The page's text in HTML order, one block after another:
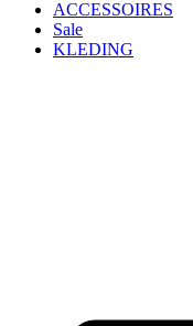
ACCESSOIRES
Sale
KLEDING